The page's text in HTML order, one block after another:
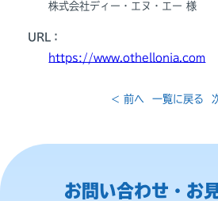
株式会社ディー・エヌ・エー 様
URL：
https://www.othellonia.com
< 前へ 一覧に戻る
お問い合わせ・お